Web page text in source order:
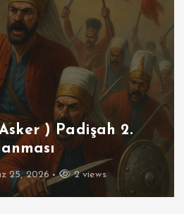
) Padişah 2.
25, 2026 2 views